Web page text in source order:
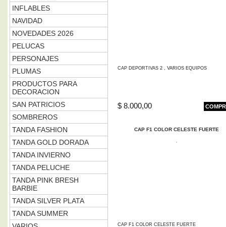
INFLABLES
NAVIDAD
NOVEDADES 2026
PELUCAS
PERSONAJES
PLUMAS
PRODUCTOS PARA
DECORACION
SAN PATRICIOS
SOMBREROS
TANDA FASHION
TANDA GOLD DORADA
TANDA INVIERNO
TANDA PELUCHE
TANDA PINK BRESH
BARBIE
TANDA SILVER PLATA
TANDA SUMMER
CAP DEPORTIVAS 2 , VARIOS EQUIPOS
$ 8.000,00
CAP F1 COLOR CELESTE FUERTE
CAP F1 COLOR CELESTE FUERTE